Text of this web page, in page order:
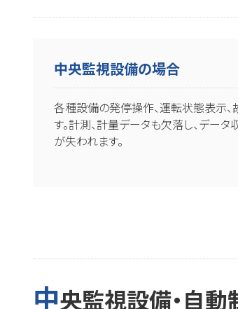
中央監視設備の場合
各種設備の発停操作、運転状態表示
す。計測、計量データも欠落し、デー
が失われます。
中央監視設備・自